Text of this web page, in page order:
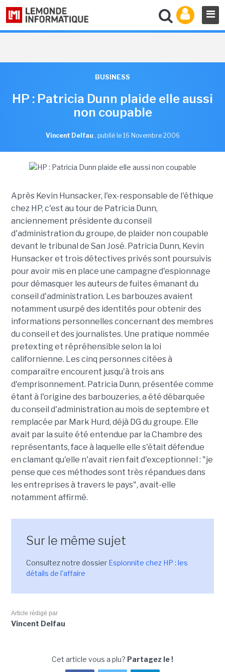
BUSINESS
HP : Patricia Dunn plaide elle aussi
non coupable
Vincent Delfau , publié le 16 Novembre 2006
Après Kevin Hunsacker, l'ex-responsable de l'éthique
chez HP, c'est au tour de Patricia Dunn,
anciennement présidente du conseil
d'administration du groupe, de plaider non coupable
devant le tribunal de San José. Patricia Dunn, Kevin
Hunsacker et trois détectives privés sont poursuivis
pour avoir mis en place une campagne d'espionnage
pour démasquer les auteurs de fuites émanant du
conseil d'administration. Les barbouzes avaient
notamment usurpé des identités pour obtenir des
informations personnelles concernant des membres
du conseil et des journalistes. Une pratique nommée
pretexting et répréhensible selon la loi
californienne. Les cinq personnes citées à
comparaître encourent jusqu'à trois ans
d'emprisonnement. Patricia Dunn, présentée comme
étant à l'origine des barbouzeries, a été débarquée
du conseil d'administration au mois de septembre et
remplacée par Mark Hurd, déjà DG du groupe. Elle
avait par la suite été entendue par la Chambre des
représentants, face à laquelle elle s'était défendue
en clamant qu'elle n'avait rien fait d'exceptionnel : "je
pense que ces méthodes sont très répandues dans
les entreprises à travers le pays", avait-elle
notamment affirmé.
Sur le même sujet
Consultez notre dossier Espionnite chez HP : les
détails de l'affaire
Article rédigé par
Vincent Delfau
Cet article vous a plu? Partagez le !